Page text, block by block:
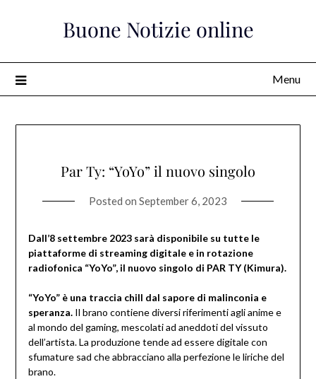
Buone Notizie online
Menu
Par Ty: “YoYo” il nuovo singolo
Posted on September 6, 2023
Dall’8 settembre 2023 sarà disponibile su tutte le
piattaforme di streaming digitale e in rotazione
radiofonica “YoYo”, il nuovo singolo di PAR TY (Kimura).
“YoYo” è una traccia chill dal sapore di malinconia e
speranza.Il brano contiene diversi riferimenti agli anime e
al mondo del gaming, mescolati ad aneddoti del vissuto
dell’artista. La produzione tende ad essere digitale con
sfumature sad che abbracciano alla perfezione le liriche del
brano.